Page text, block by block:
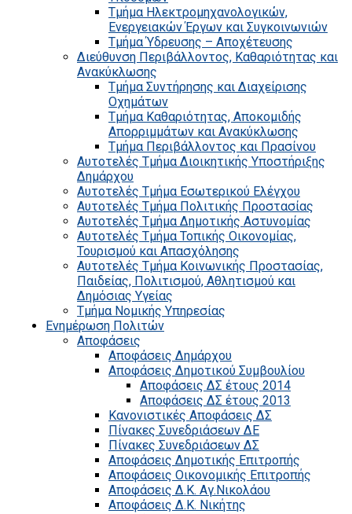
Τμήμα Ηλεκτρομηχανολογικών,
Ενεργειακών Έργων και Συγκοινωνιών
Τμήμα Ύδρευσης – Αποχέτευσης
Διεύθυνση Περιβάλλοντος, Καθαριότητας και
Ανακύκλωσης
Τμήμα Συντήρησης και Διαχείρισης
Οχημάτων
Τμήμα Καθαριότητας, Αποκομιδής
Απορριμμάτων και Ανακύκλωσης
Τμήμα Περιβάλλοντος και Πρασίνου
Αυτοτελές Τμήμα Διοικητικής Υποστήριξης
Δημάρχου
Αυτοτελές Τμήμα Εσωτερικού Ελέγχου
Αυτοτελές Τμήμα Πολιτικής Προστασίας
Αυτοτελές Τμήμα Δημοτικής Αστυνομίας
Αυτοτελές Τμήμα Τοπικής Οικονομίας,
Τουρισμού και Απασχόλησης
Αυτοτελές Τμήμα Κοινωνικής Προστασίας,
Παιδείας, Πολιτισμού, Αθλητισμού και
Δημόσιας Υγείας
Τμήμα Νομικής Υπηρεσίας
Ενημέρωση Πολιτών
Αποφάσεις
Αποφάσεις Δημάρχου
Αποφάσεις Δημοτικού Συμβουλίου
Αποφάσεις ΔΣ έτους 2014
Αποφάσεις ΔΣ έτους 2013
Κανονιστικές Αποφάσεις ΔΣ
Πίνακες Συνεδριάσεων ΔΕ
Πίνακες Συνεδριάσεων ΔΣ
Αποφάσεις Δημοτικής Επιτροπής
Αποφάσεις Οικονομικής Επιτροπής
Αποφάσεις Δ.Κ. Αγ.Νικολάου
Αποφάσεις Δ.Κ. Νικήτης